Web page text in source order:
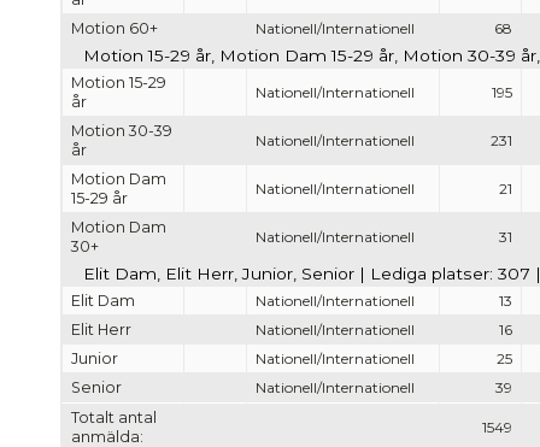
Totalt antal
anmälda:
1549
Motion 60+ Nationell/Internationell 68
Motion 15-29 år, Motion Dam 15-29 år, Motion 30-39
Motion 15-29
år
Nationell/Internationell 195
Motion 30-39
år
Nationell/Internationell 231
Motion Dam
15-29 år
Nationell/Internationell 21
Motion Dam
30+
Nationell/Internationell 31
Elit Dam, Elit Herr, Junior, Senior | Lediga platser:
Elit Dam Nationell/Internationell
13
Elit Herr
Nationell/Internationell
16
Junior
Nationell/Internationell
25
Senior
Nationell/Internationell 39